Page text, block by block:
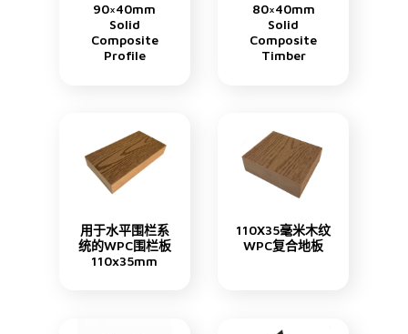
90×40mm
Solid
Composite
Profile
80×40mm
Solid
Composite
Timber
用于水平围栏系
统的WPC围栏板
110x35mm
110X35毫米木纹
WPC复合地板